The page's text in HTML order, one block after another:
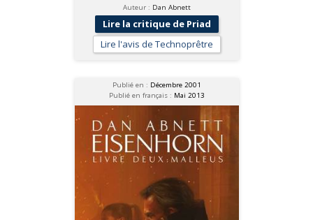
Auteur : Dan Abnett
Lire la critique de Priad
Lire l'avis de Technoprêtre
Publié en : Décembre 2001
Publié en français : Mai 2013